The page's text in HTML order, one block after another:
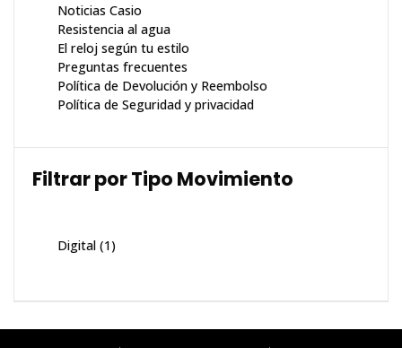
Noticias Casio
Resistencia al agua
El reloj según tu estilo
Preguntas frecuentes
Política de Devolución y Reembolso
Política de Seguridad y privacidad
Filtrar por Tipo Movimiento
Digital (1)